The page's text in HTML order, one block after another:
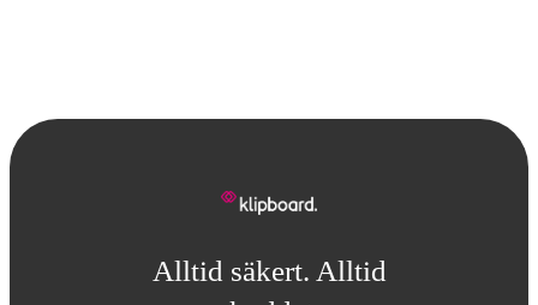
Alltid säkert. Alltid